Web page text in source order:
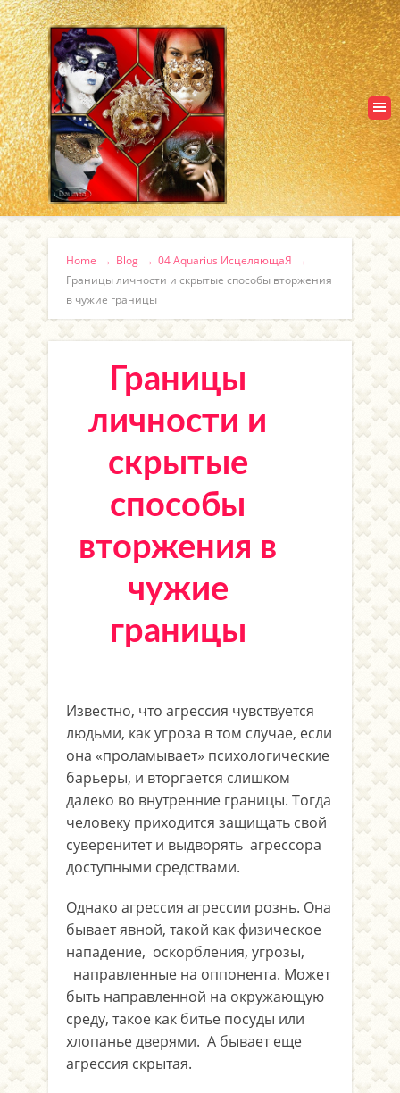
Home → Blog → 04 Aquarius ИсцеляющаЯ →
Границы личности и скрытые способы вторжения
в чужие границы
Границы
личности и
скрытые
способы
вторжения в
чужие
границы
Известно, что агрессия чувствуется
людьми, как угроза в том случае, если
она «проламывает» психологические
барьеры, и вторгается слишком
далеко во внутренние границы. Тогда
человеку приходится защищать свой
суверенитет и выдворять агрессора
доступными средствами.
Однако агрессия агрессии рознь. Она
бывает явной, такой как физическое
нападение, оскорбления, угрозы,
направленные на оппонента. Может
быть направленной на окружающую
среду, такое как битье посуды или
хлопанье дверями. А бывает еще
агрессия скрытая.